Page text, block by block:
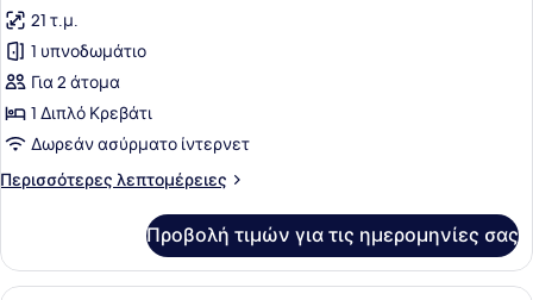
φωτογραφιών
για
Standard
Double
Room
(Breakfast
1+1)
21 τ.μ.
1 υπνοδωμάτιο
Για 2 άτομα
1 Διπλό Κρεβάτι
Δωρεάν ασύρματο ίντερνετ
Περισσότερες λεπτομέρειες
Περισσότερες
Double
Room
Προβολή τιμών για τις ημερομηνίες σας
Ένα τραπέζι στρωμένο με